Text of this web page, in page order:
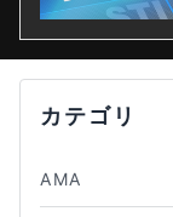
カテゴリ
AMA